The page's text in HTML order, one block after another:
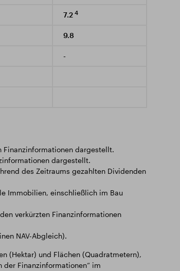
7.2 4
9.8
-
Finanzinformationen dargestellt.
dargestellt.
des Zeitraums gezahlten Dividenden
Immobilien, einschließlich im Bau
verkürzten Finanzinformationen
NAV-Abgleich).
(Hektar) und Flächen (Quadratmetern),
der Finanzinformationen“ im